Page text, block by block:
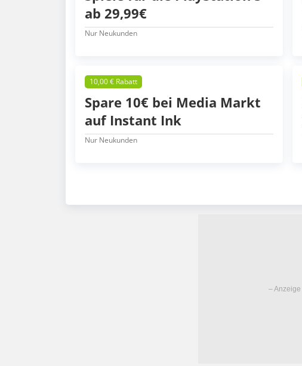
ab 29,99€
Nur Neukunden
10,00 € Rabatt
Spare 10€ bei Media Markt
auf Instant Ink
Nur Neukunden